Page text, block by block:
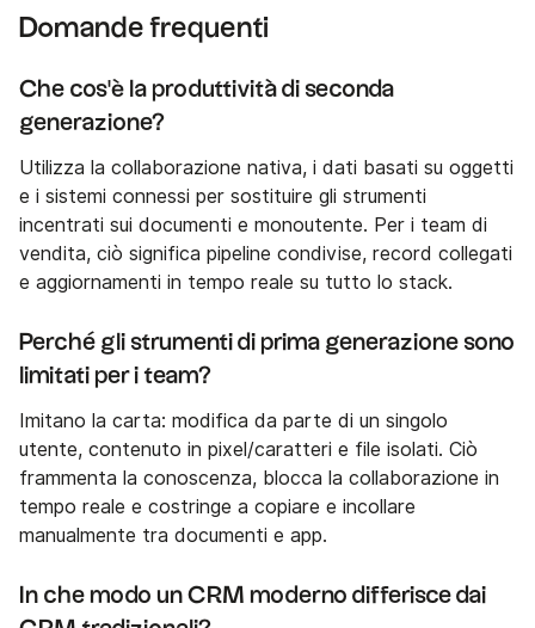
Domande frequenti
Che cos'è la produttività di seconda
generazione?
Utilizza la collaborazione nativa, i dati basati su oggetti
e i sistemi connessi per sostituire gli strumenti
incentrati sui documenti e monoutente. Per i team di
vendita, ciò significa pipeline condivise, record collegati
e aggiornamenti in tempo reale su tutto lo stack.
Perché gli strumenti di prima generazione sono
limitati per i team?
Imitano la carta: modifica da parte di un singolo
utente, contenuto in pixel/caratteri e file isolati. Ciò
frammenta la conoscenza, blocca la collaborazione in
tempo reale e costringe a copiare e incollare
manualmente tra documenti e app.
In che modo un CRM moderno differisce dai